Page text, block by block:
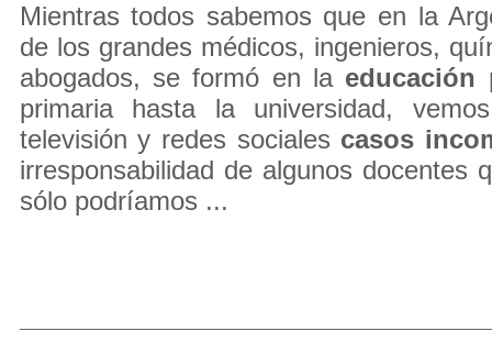
Mientras todos sabemos que en la
de los grandes médicos, ingenieros,
abogados, se formó en la educación
primaria hasta la universidad,
televisión y redes sociales casos
irresponsabilidad de algunos docentes
sólo podríamos ...